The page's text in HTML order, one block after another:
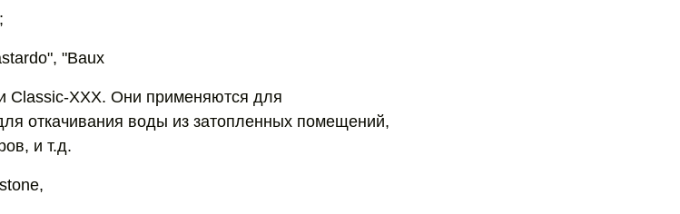
"Baux
Classic-XXX. Они применяются для
откачивания воды из затопленных помещений,
и т.д.